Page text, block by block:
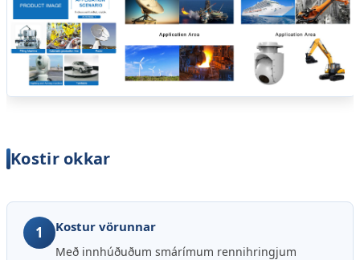
Kostir okkar
1 Kostur vörunnar
Með innhúðuðum smárímum rennihringjum